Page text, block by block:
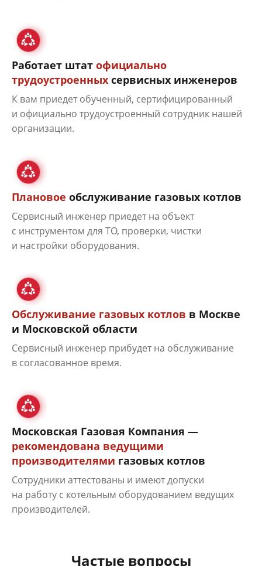
Работает штат официально
трудоустроенных сервисных инженеров
К вам приедет обученный, сертифицированный
и официально трудоустроенный сотрудник нашей
организации.
Плановое обслуживание газовых котлов
Сервисный инженер приедет на объект
с инструментом для ТО, проверки, чистки
и настройки оборудования.
Обслуживание газовых котлов в Москве
и Московской области
Сервисный инженер прибудет на обслуживание
в согласованное время.
Московская Газовая Компания —
рекомендована ведущими
производителями газовых котлов
Сотрудники аттестованы и имеют допуски
на работу с котельным оборудованием ведущих
производителей.
Частые вопросы